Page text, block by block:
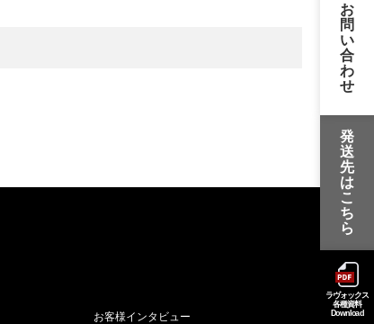
お
問
い
合
わ
せ
発
送
先
は
こ
ち
ら
ラヴォックス
各種資料
Download
お客様インタビュー